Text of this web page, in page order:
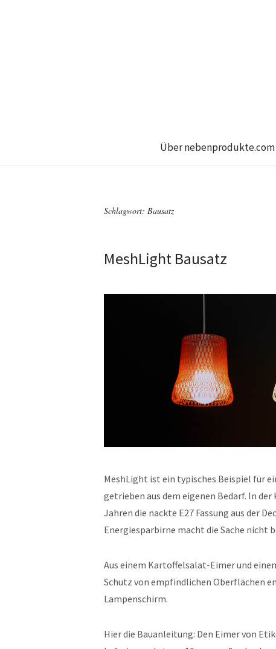
Über nebenprodukte.com
Schlagwort: Bausatz
MeshLight Bausatz
MeshLight ist ein typisches Beispiel für
getrieben aus dem eigenen Bedarf. In
Jahren die nackte E27 Fassung aus der
Energiesparbirne macht die Sache nicht
Aus einem Kartoffelsalat-Eimer und
Schutz von empfindlichen Oberflächen
Lampenschirm.
Hier die Bauanleitung: Den Eimer von